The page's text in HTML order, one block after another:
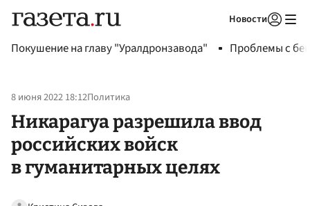
Новости
Покушение на главу "Уралдронзавода" Проблемы с
8 июня 2022 18:12Политика
Никарагуа разрешила ввод
российских войск
в гуманитарных целях